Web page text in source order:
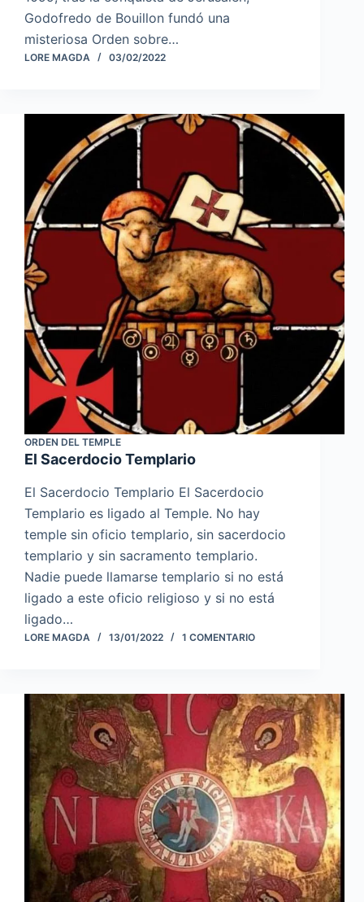
Godofredo de Bouillon fundó una
misteriosa Orden sobre…
LORE MAGDA 03/02/2022
ORDEN DEL TEMPLE
El Sacerdocio Templario
El Sacerdocio Templario El Sacerdocio
Templario es ligado al Temple. No hay
temple sin oficio templario, sin sacerdocio
templario y sin sacramento templario.
Nadie puede llamarse templario si no está
ligado a este oficio religioso y si no está
ligado…
LORE MAGDA 13/01/2022 1 COMENTARIO